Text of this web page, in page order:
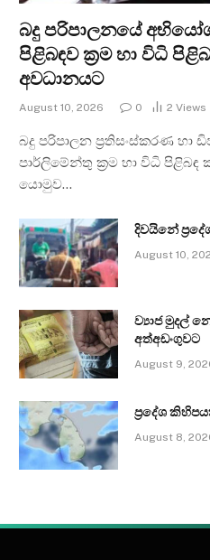
බදු පරිපාලනයේ අභියෝග
පිළිබඳව ක්‍රම හා විධි
අවධානයට
August 10, 2026 0 2 Views
බදු පරිපාලන ප්‍රතිසංස්කරණ හා
පාර්ලිමේන්තු ක්‍රම හා විධි පිළිබඳ
යොමුව…
දිවයිනේ
August 10,
ව්‍යාජ මුදල්
අත්අඩංගුවට
August 9,
ප්‍රදේශ
August 8,